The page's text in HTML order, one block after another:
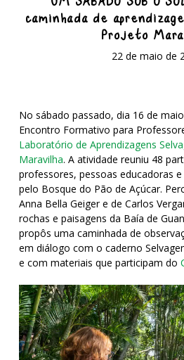
caminhada de
Projeto
22 de maio de
No sábado passado, dia 16 de
Encontro Formativo para
Laboratório de Aprendizagens
Maravilha. A atividade reuniu 48
professores, pessoas educadoras
pelo Bosque do Pão de Açúcar.
Anna Bella Geiger e de Carlos
rochas e paisagens da Baía de
propôs uma caminhada de
em diálogo com o caderno
e com materiais que participam do